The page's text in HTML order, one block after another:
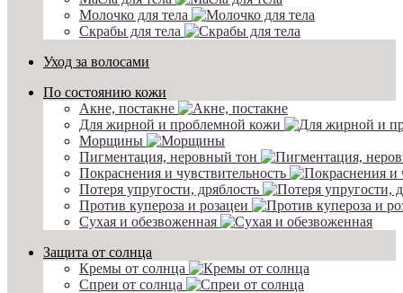
Молочко для тела
Скрабы для тела
Уход за волосами
По состоянию кожи
Акне, постакне
Для жирной и проблемной кожи
Морщины
Пигментация, неровный тон
Покраснения и чувствительность
Потеря упругости, дряблость
Против купероза и розацеи
Сухая и обезвоженная
Защита от солнца
Кремы от солнца
Спреи от солнца